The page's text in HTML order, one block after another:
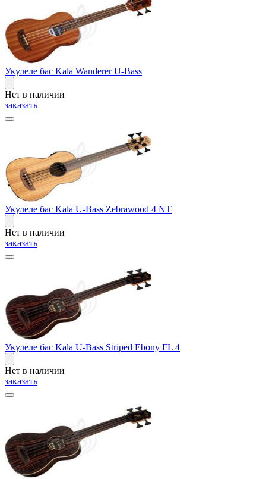
Укулеле бас Kala Wanderer U-Bass
Нет в наличии
заказать
Укулеле бас Kala U-Bass Zebrawood 4 NT
Нет в наличии
заказать
Укулеле бас Kala U-Bass Striped Ebony FL 4
Нет в наличии
заказать